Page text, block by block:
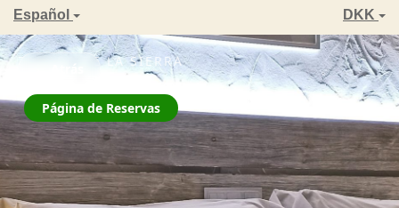
Español DKK
ZAHARA DE LA SIERRA
La Jarana
Página de Reservas